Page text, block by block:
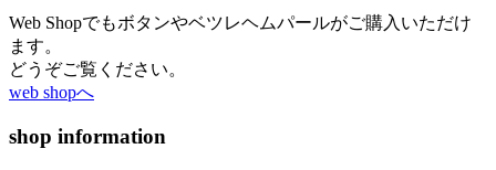
Web Shopでもボタンやベツレヘムパールがご購入いただけ
ます。
どうぞご覧ください。
web shopへ
shop information